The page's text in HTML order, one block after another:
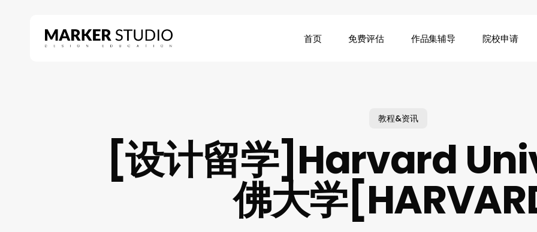
首页 免费评估 作品集辅导 院校申请
教程&资讯
[设计留学]Harvard
佛大学